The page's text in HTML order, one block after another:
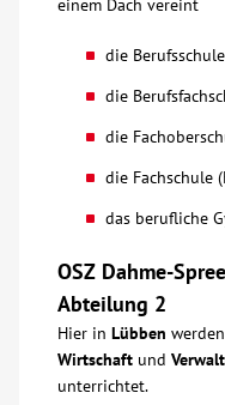
Über uns
Spenden
Mitmachen
Karriere
einem Dach vereint
die
die
die
die Fachschule
das berufliche
OSZ Dahme-
Abteilung 2
Hier in Lübben
Wirtschaft und
unterrichtet.